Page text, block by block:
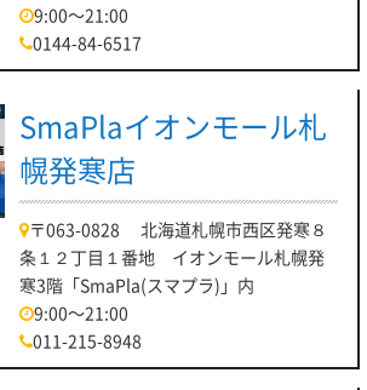
9:00～21:00
0144-84-6517
SmaPlaイオンモール札
幌発寒店
〒063-0828 北海道札幌市西区発寒８
条１２丁目１番地 イオンモール札幌発
寒3階「SmaPla(スマプラ)」内
9:00～21:00
011-215-8948